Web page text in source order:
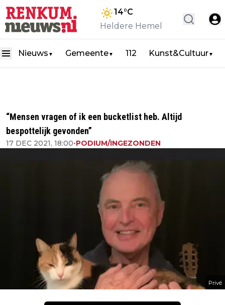
14°C
Heldere Hemel
Nieuws ▼ Gemeente▼ 112 Kunst&Cultuur▼
“Mensen vragen of ik een bucketlist heb. Altijd
bespottelijk gevonden”
17 DEC 2021, 18:00•PODIUM/INGEZONDEN
Privé